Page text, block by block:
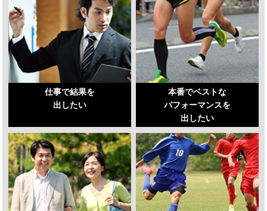
仕事で結果を
出したい
本番でベストな
パフォーマンスを
出したい